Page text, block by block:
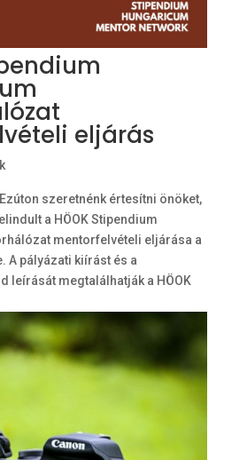
eljárás
Ezúton szeretnénk értesítni önöket,
a HÖOK Stipendium
mentorfelvételi eljárása a
A pályázati kiírást és a
leírását megtalálhatják a HÖOK